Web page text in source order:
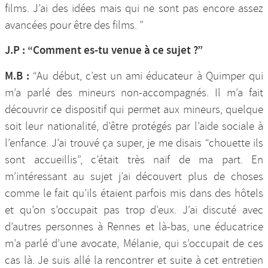
films. J’ai des idées mais qui ne sont pas encore assez
avancées pour être des films. ”
J.P : “Comment es-tu venue à ce sujet ?”
M.B : “Au début, c’est un ami éducateur à Quimper qui
m’a parlé des mineurs non-accompagnés. Il m’a fait
découvrir ce dispositif qui permet aux mineurs, quelque
soit leur nationalité, d’être protégés par l’aide sociale à
l’enfance. J’ai trouvé ça super, je me disais “chouette ils
sont accueillis”, c’était très naïf de ma part. En
m’intéressant au sujet j’ai découvert plus de choses
comme le fait qu’ils étaient parfois mis dans des hôtels
et qu’on s’occupait pas trop d’eux. J’ai discuté avec
d’autres personnes à Rennes et là-bas, une éducatrice
m’a parlé d’une avocate, Mélanie, qui s’occupait de ces
cas là. Je suis allé la rencontrer et suite à cet entretien